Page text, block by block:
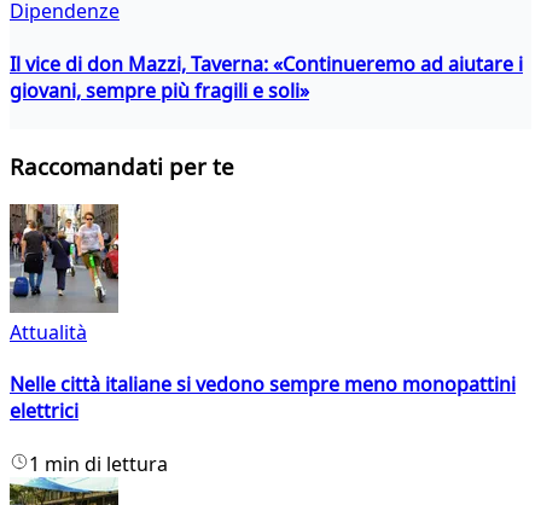
Dipendenze
Il vice di don Mazzi, Taverna: «Continueremo ad aiutare i
giovani, sempre più fragili e soli»
Raccomandati per te
Attualità
Nelle città italiane si vedono sempre meno monopattini
elettrici
1 min di lettura